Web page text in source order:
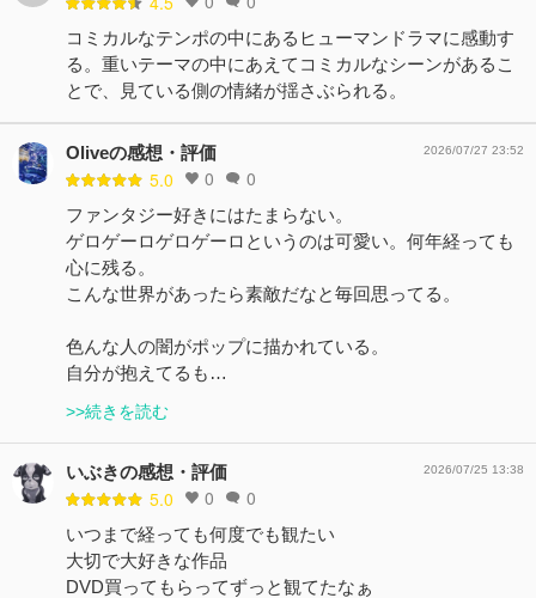
コミカルなテンポの中にあるヒューマンドラマに感動す
る。重いテーマの中にあえてコミカルなシーンがあるこ
とで、見ている側の情緒が揺さぶられる。
Oliveの感想・評価
5.0 0 0
2026/07/27 23:52
ファンタジー好きにはたまらない。
ゲロゲーロゲロゲーロというのは可愛い。何年経っても
心に残る。
こんな世界があったら素敵だなと毎回思ってる。
色んな人の闇がポップに描かれている。
自分が抱えてるも…
>>続きを読む
いぶきの感想・評価
5.0 0 0
2026/07/25 13:38
いつまで経っても何度でも観たい
大切で大好きな作品
DVD買ってもらってずっと観てたなぁ